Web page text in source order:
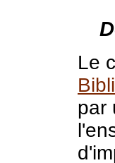
Le
par